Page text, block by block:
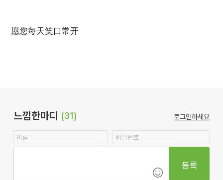
愿您每天笑口常开
느낌한마디 (31) 로그인하세요
등록